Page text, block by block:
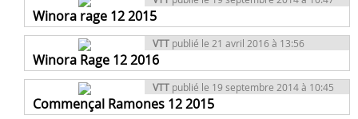
Winora rage 12 2015
VTT publié le 21 avril 2016 à 13:56
Winora Rage 12 2016
VTT publié le 19 septembre 2014 à 10:45
Commençal Ramones 12 2015